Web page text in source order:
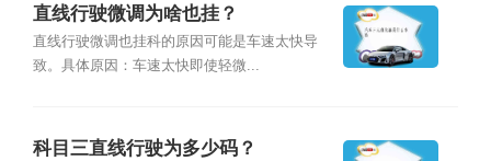
直线行驶微调为啥也挂？
直线行驶微调也挂科的原因可能是车速太快导
致。具体原因：车速太快即使轻微...
科目三直线行驶为多少码？